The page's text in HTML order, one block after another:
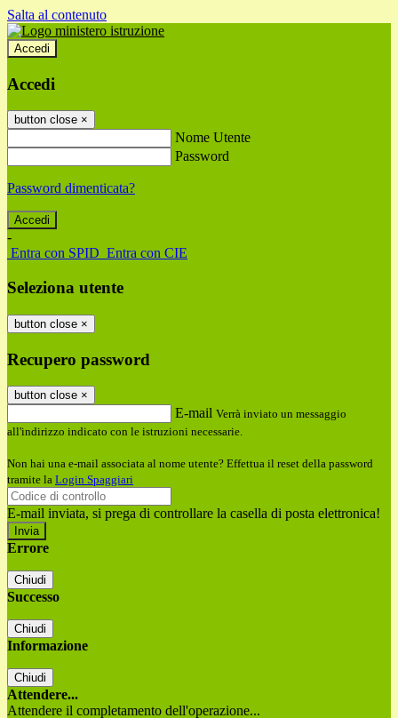
Salta al contenuto
Accedi
Accedi
button close ×
Nome Utente
Password
Password dimenticata?
-
Entra con SPID Entra con CIE
Seleziona utente
button close ×
Recupero password
button close ×
E-mail Verrà inviato un messaggio
all'indirizzo indicato con le istruzioni necessarie.
Non hai una e-mail associata al nome utente? Effettua il reset della password
tramite la Login Spaggiari
E-mail inviata, si prega di controllare la casella di posta elettronica!
Errore
Chiudi
Successo
Chiudi
Informazione
Chiudi
Attendere...
Attendere il completamento dell'operazione...